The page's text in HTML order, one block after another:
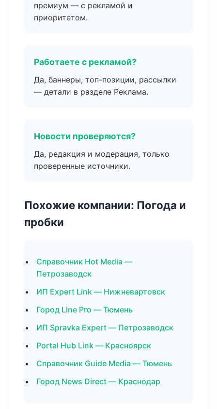
премиум — с рекламой и
приоритетом.
Работаете с рекламой?
Да, баннеры, топ-позиции, рассылки
— детали в разделе Реклама.
Новости проверяются?
Да, редакция и модерация, только
проверенные источники.
Похожие компании: Погода и
пробки
Справочник Hot Media —
Петрозаводск
ИП Expert Link — Нижневартовск
Город Line Pro — Тюмень
ИП Spravka Expert — Петрозаводск
Portal Hub Link — Красноярск
Справочник Guide Media — Тюмень
Город News Direct — Краснодар